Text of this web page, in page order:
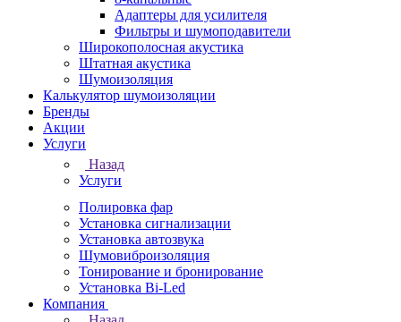
Адаптеры для усилителя
Фильтры и шумоподавители
Широкополосная акустика
Штатная акустика
Шумоизоляция
Калькулятор шумоизоляции
Бренды
Акции
Услуги
Назад
Услуги
Полировка фар
Установка сигнализации
Установка автозвука
Шумовиброизоляция
Тонирование и бронирование
Установка Bi-Led
Компания